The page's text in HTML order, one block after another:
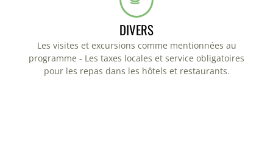
DIVERS
Les visites et excursions comme mentionnées au
programme - Les taxes locales et service obligatoires
pour les repas dans les hôtels et restaurants.